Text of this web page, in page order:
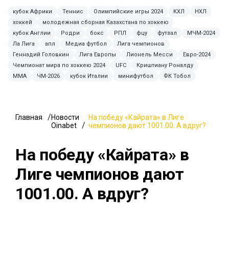
кубок Африки Теннис Олимпийские игры 2024 КХЛ
НХЛ
хоккей
молодежная сборная Казахстана по хоккею
кубок Англии
Родри бокс РПЛ фцу футзал
МЧМ-2024
Ла Лига
апл Медиа футбол
Лига чемпионов
Геннадий Головкин
Лига Европы Лионель Месси
Евро-2024
Чемпионат мира по хоккею 2024
UFC
Криштиану Роналду
ММА
ЧМ-2026 кубок Италии минифутбол ФК Тобол
Главная
Новости
Oinabet
На победу «Кайрата» в Лиге
чемпионов дают 1001.00. А вдруг?
На победу «Кайрата» в
Лиге чемпионов дают
1001.00. А вдруг?